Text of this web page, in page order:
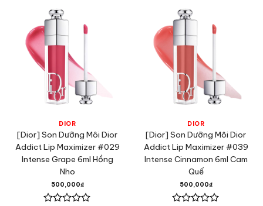
5
sao
5
sao
DIOR
[Dior] Son Dưỡng Môi Dior
Addict Lip Maximizer #029
Intense Grape 6ml Hồng
Nho
500,000₫
DIOR
[Dior] Son Dưỡng Môi Dior
Addict Lip Maximizer #039
Intense Cinnamon 6ml Cam
Quế
500,000₫